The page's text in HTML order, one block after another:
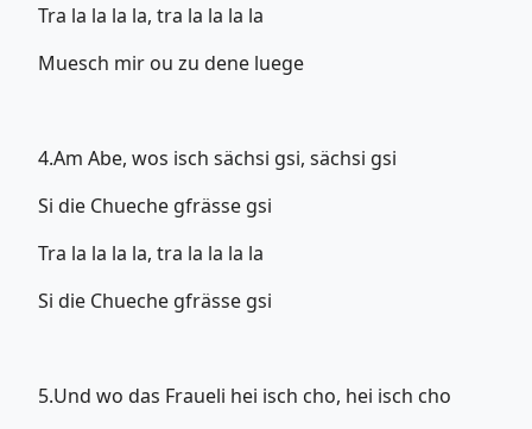
Tra la la la la, tra la la la la
Muesch mir ou zu dene luege
4.Am Abe, wos isch sächsi gsi, sächsi gsi
Si die Chueche gfrässe gsi
Tra la la la la, tra la la la la
Si die Chueche gfrässe gsi
5.Und wo das Fraueli hei isch cho, hei isch cho